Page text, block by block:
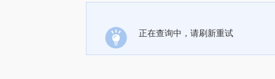
正在查询中，请刷新重试